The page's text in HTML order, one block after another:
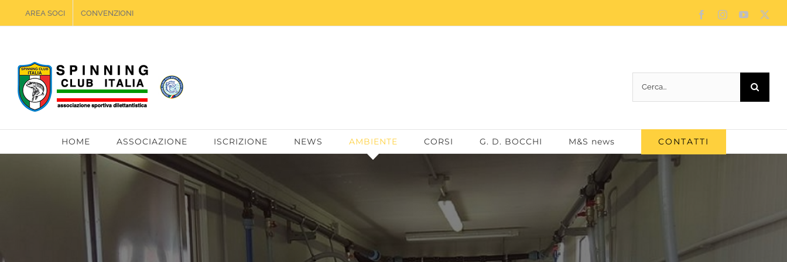
al
AREA SOCI CONVENZIONI FacebookInstagramYouTube
per:
HOME ASSOCIAZIONE ISCRIZIONE NEWS AMBIENTE CORSI G. D. BOCCHI M&S news CONTATTI